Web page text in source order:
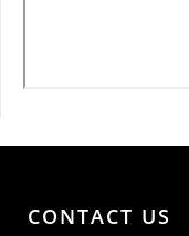
CONTACT US